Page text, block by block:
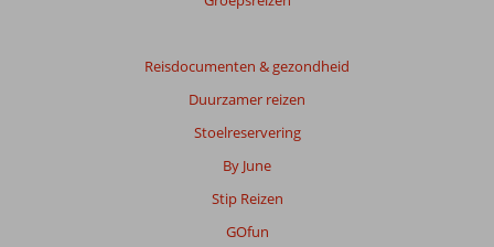
Reisdocumenten & gezondheid
Duurzamer reizen
Stoelreservering
By June
Stip Reizen
GOfun